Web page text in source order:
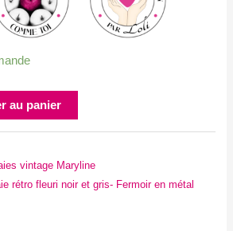
au panier
vintage Maryline
rétro fleuri noir et gris- Fermoir en métal